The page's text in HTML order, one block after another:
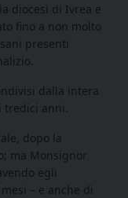
diocesi di Ivrea e
fino a non molto
presenti
dalla intera
anni.
dopo la
ma Monsignor
egli
– e anche di